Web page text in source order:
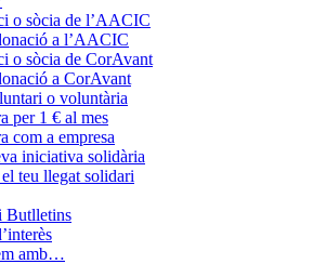
o sòcia de l’AACIC
a l’AACIC
o sòcia de CorAvant
a CorAvant
o voluntària
per 1 € al mes
com a empresa
iniciativa solidària
teu llegat solidari
Butlletins
amb…